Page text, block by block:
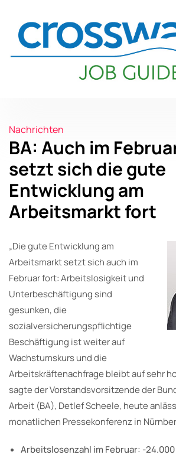
Nachrichten
BA: Auch im
setzt sich die gute
Entwicklung am
Arbeitsmarkt fort
„Die gute Entwicklung am
Arbeitsmarkt setzt sich auch im
Februar fort: Arbeitslosigkeit und
Unterbeschäftigung sind
gesunken, die
sozialversicherungspflichtige
Beschäftigung ist weiter auf
Wachstumskurs und die
Arbeitskräftenachfrage bleibt auf sehr
sagte der Vorstandsvorsitzende der
Arbeit (BA), Detlef Scheele, heute
monatlichen Pressekonferenz in
Arbeitslosenzahl im Februar: -